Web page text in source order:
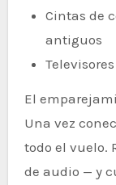
Cintas de
antiguos
El
Una vez
todo el vuelo.
de audio — y